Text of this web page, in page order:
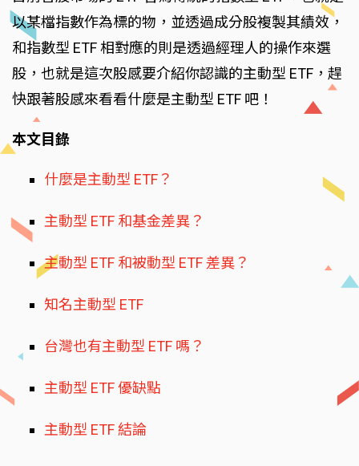
以某檔指數作為標的物，並透過成分股複製其績效，
和指數型 ETF 相對應的則是透過經理人的操作來選
股，也就是這次股感要介紹你認識的主動型 ETF，趕
快跟著股感來看看什麼是主動型 ETF 吧！
本文目錄
什麼是主動型 ETF？
主動型 ETF 和基金差異？
主動型 ETF 和被動型 ETF 差異？
知名主動型 ETF
台灣也有主動型 ETF 嗎？
主動型 ETF 優缺點
主動型 ETF 結論